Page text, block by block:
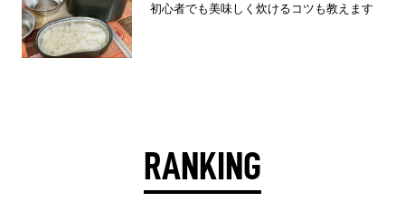
初心者でも美味しく炊けるコツも教えます
RANKING